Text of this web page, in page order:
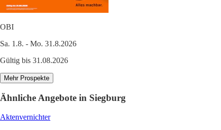
OBI
Sa. 1.8. - Mo. 31.8.2026
Gültig bis 31.08.2026
Mehr Prospekte
Ähnliche Angebote in Siegburg
Aktenvernichter